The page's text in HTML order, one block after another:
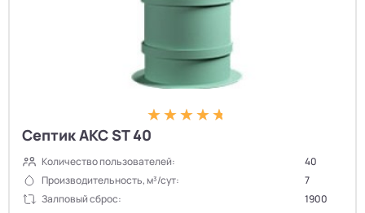
Септик АКС ST 40
Количество пользователей:
40
Производительность, м³/сут:
7
Залповый сброс:
1900